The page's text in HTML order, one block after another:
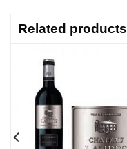
Related products